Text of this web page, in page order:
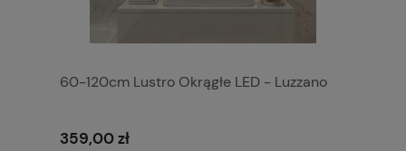
60-120cm Lustro Okrągłe LED - Luzzano
359,00 zł